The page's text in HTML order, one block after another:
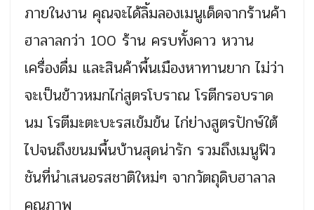
ภายในงาน คุณจะได้ลิ้มลองเมนูเด็ดจากร้านค้า
ฮาลาลกว่า 100 ร้าน ครบทั้งคาว หวาน
เครื่องดื่ม และสินค้าพื้นเมืองหาทานยาก ไม่ว่า
จะเป็นข้าวหมกไก่สูตรโบราณ โรตีกรอบราด
นม โรตีมะตะบะรสเข้มข้น ไก่ย่างสูตรปักษ์ใต้
ไปจนถึงขนมพื้นบ้านสุดน่ารัก รวมถึงเมนูฟิว
ชันที่นำเสนอรสชาติใหม่ๆ จากวัตถุดิบฮาลาล
คุณภาพ